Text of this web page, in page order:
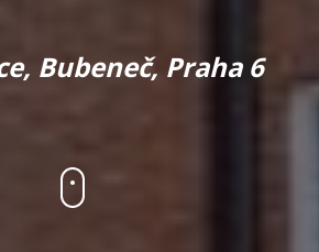
Bubeneč, Praha 6